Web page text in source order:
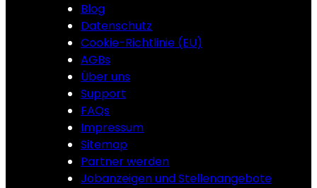
Blog
Datenschutz
Cookie-Richtlinie (EU)
AGBs
Über uns
Support
FAQs
Impressum
Sitemap
Partner werden
Jobanzeigen und Stellenangebote